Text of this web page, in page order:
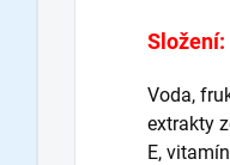
Složení:
Voda,
extrakty
E,